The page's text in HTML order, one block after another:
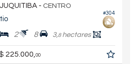
#304
- CENTRO
2 8 3,8hectares
225.000, 00